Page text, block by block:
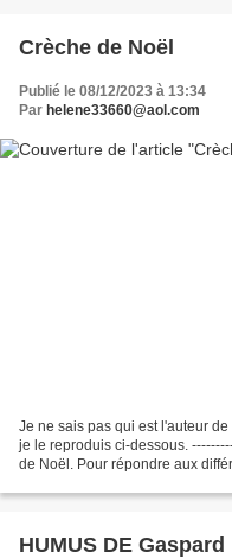
Crèche de Noël
Publié le 08/12/2023 à 13:34
Par helene33660@aol.com
Je ne sais pas qui est l'auteur
je le reproduis ci-dessous.
de Noël. Pour répondre aux
HUMUS DE